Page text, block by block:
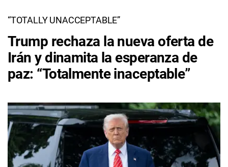
“TOTALLY UNACCEPTABLE”
Trump rechaza la nueva oferta de
Irán y dinamita la esperanza de
paz: “Totalmente inaceptable”